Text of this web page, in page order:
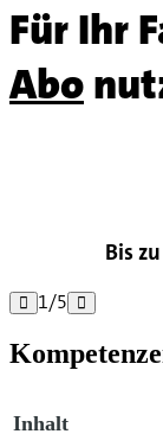
Für Ihr
Abo
Bis
 1/5 
Inhalt